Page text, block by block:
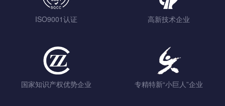
ISO9001认证 高新技术企业
国家知识产权优势企业 专精特新“小巨人”企业